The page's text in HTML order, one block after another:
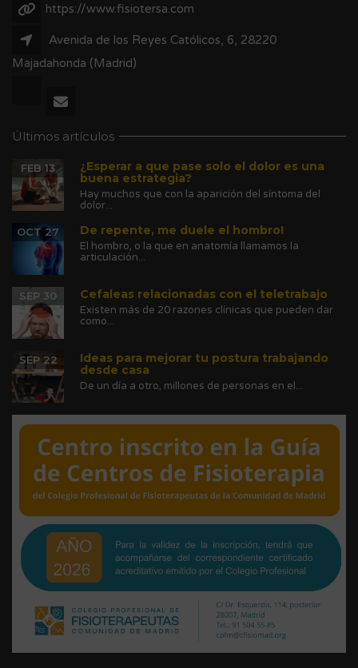
https://www.fisiotersa.com
Avenida de los Reyes Católicos, 6, 28220
Majadahonda (Madrid)
Últimos artículos
¿Esperar a que pase solo el dolor es una
buena estrategia?
FEB 13
Hay muchos que con la aparición del síntoma del
dolor...
De repente, me duele el hombro!
OCT 27
El hombro, o la que en anatomía llamamos la
articulación...
Cefaleas relacionadas con el teletrabajo
SEP 30
Existen más de 20 razones clínicas que pueden dar
como...
Ideas para mejorar tu postura trabajando
desde casa
SEP 22
De un día a otro, millones de personas en el...